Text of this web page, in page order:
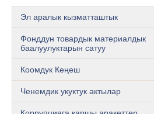
Эл аралык кызматташтык
Фонддун товардык материалдык
баалуулуктарын сатуу
Коомдук Кеңеш
Ченемдик укуктук актылар